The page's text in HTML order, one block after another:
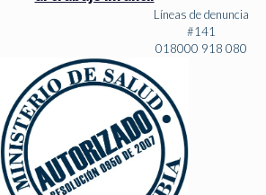
Líneas de denuncia
#141
018000 918 080